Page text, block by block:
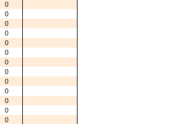
0
0
0
0
0
0
0
0
0
0
0
0
0